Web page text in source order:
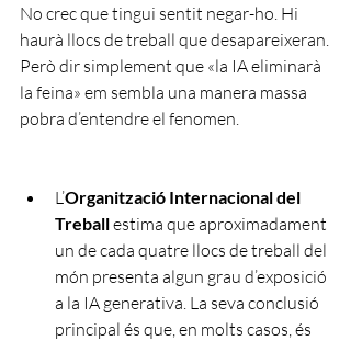
No crec que tingui sentit negar-ho. Hi
haurà llocs de treball que desapareixeran.
Però dir simplement que «la IA eliminarà
la feina» em sembla una manera massa
pobra d’entendre el fenomen.
L’Organització Internacional del
Treball estima que aproximadament
un de cada quatre llocs de treball del
món presenta algun grau d’exposició
a la IA generativa. La seva conclusió
principal és que, en molts casos, és